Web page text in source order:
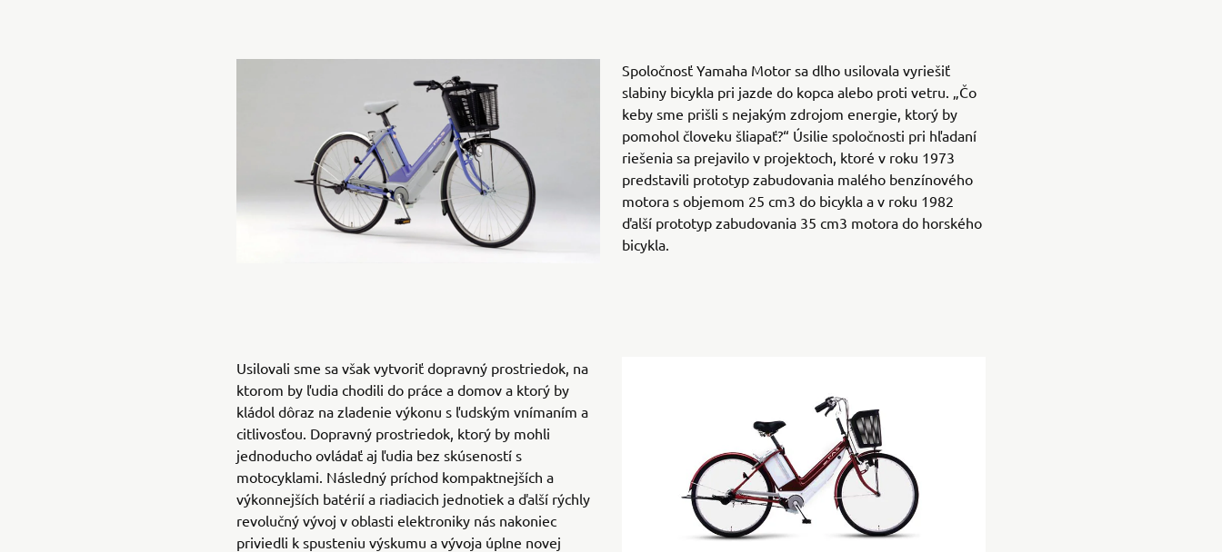
Spoločnosť Yamaha Motor sa dlho usilovala vyriešiť
slabiny bicykla pri jazde do kopca alebo proti vetru. „Čo
keby sme prišli s nejakým zdrojom energie, ktorý by
pomohol človeku šliapať?“ Úsilie spoločnosti pri hľadaní
riešenia sa prejavilo v projektoch, ktoré v roku 1973
predstavili prototyp zabudovania malého benzínového
motora s objemom 25 cm3 do bicykla a v roku 1982
ďalší prototyp zabudovania 35 cm3 motora do horského
bicykla.
Usilovali sme sa však vytvoriť dopravný prostriedok, na
ktorom by ľudia chodili do práce a domov a ktorý by
kládol dôraz na zladenie výkonu s ľudským vnímaním a
citlivosťou. Dopravný prostriedok, ktorý by mohli
jednoducho ovládať aj ľudia bez skúseností s
motocyklami. Následný príchod kompaktnejších a
výkonnejších batérií a riadiacich jednotiek a ďalší rýchly
revolučný vývoj v oblasti elektroniky nás nakoniec
priviedli k spusteniu výskumu a vývoja úplne novej